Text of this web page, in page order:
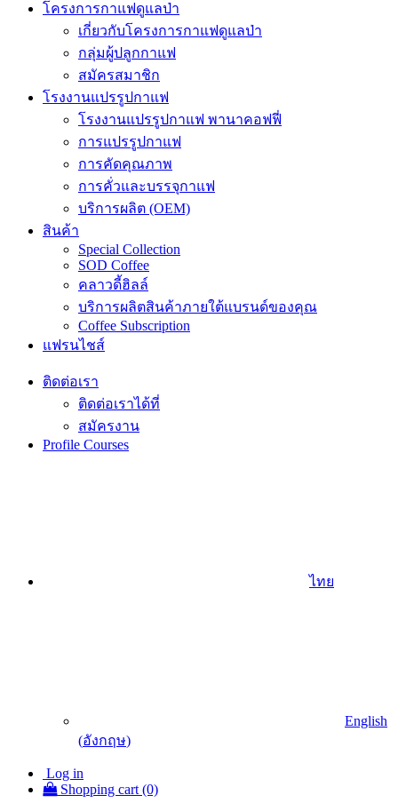
โครงการกาแฟดูแลป่า
เกี่ยวกับโครงการกาแฟดูแลป่า
กลุ่มผู้ปลูกกาแฟ
สมัครสมาชิก
โรงงานแปรรูปกาแฟ
โรงงานแปรรูปกาแฟ พานาคอฟฟี่
การแปรรูปกาแฟ
การคัดคุณภาพ
การคั่วและบรรจุกาแฟ
บริการผลิต (OEM)
สินค้า
Special Collection
SOD Coffee
คลาวดี้ฮิลล์
บริการผลิตสินค้าภายใต้แบรนด์ของคุณ
Coffee Subscription
แฟรนไชส์
ติดต่อเรา
ติดต่อเราได้ที่
สมัครงาน
Profile Courses
ไทย
English
(อังกฤษ)
Log in
Shopping cart (0)